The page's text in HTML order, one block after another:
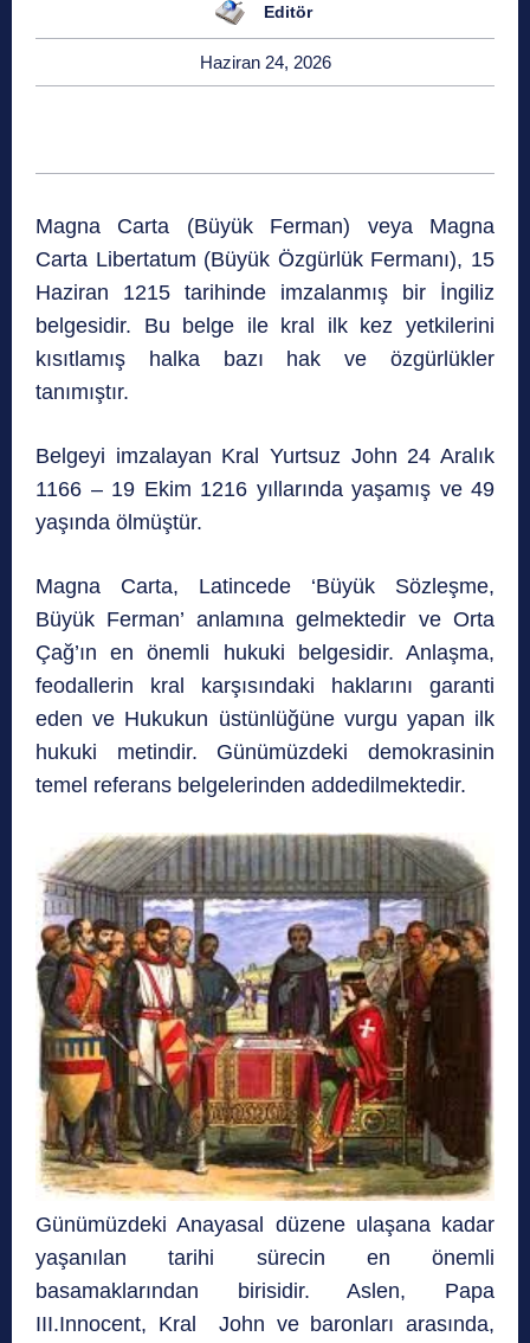
Editör
Haziran 24, 2026
Magna Carta (Büyük Ferman) veya Magna
Carta Libertatum (Büyük Özgürlük Fermanı), 15
Haziran 1215 tarihinde imzalanmış bir İngiliz
belgesidir. Bu belge ile kral ilk kez yetkilerini
kısıtlamış halka bazı hak ve özgürlükler
tanımıştır.
Belgeyi imzalayan Kral Yurtsuz John 24 Aralık
1166 – 19 Ekim 1216 yıllarında yaşamış ve 49
yaşında ölmüştür.
Magna Carta, Latincede ‘Büyük Sözleşme,
Büyük Ferman’ anlamına gelmektedir ve Orta
Çağ’ın en önemli hukuki belgesidir. Anlaşma,
feodallerin kral karşısındaki haklarını garanti
eden ve Hukukun üstünlüğüne vurgu yapan ilk
hukuki metindir. Günümüzdeki demokrasinin
temel referans belgelerinden addedilmektedir.
Günümüzdeki Anayasal düzene ulaşana kadar
yaşanılan tarihi sürecin en önemli
basamaklarından birisidir. Aslen, Papa
III.Innocent, Kral John ve baronları arasında,